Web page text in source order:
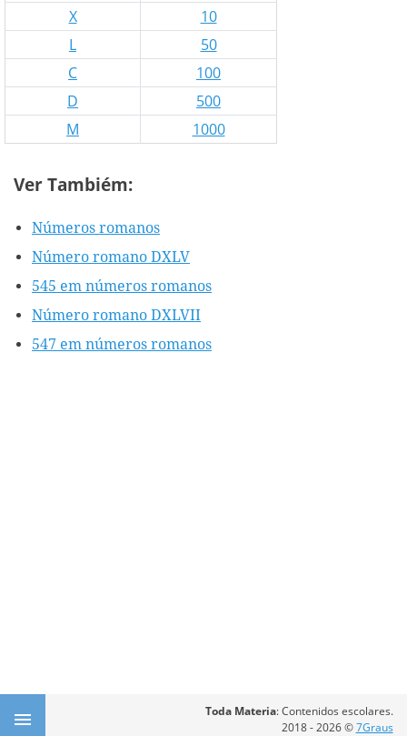
X
10
L
50
C
100
D
500
M
1000
Ver Tambiém:
Números romanos
Número romano DXLV
545 em números romanos
Número romano DXLVII
547 em números romanos
Toda Materia: Contenidos escolares.
2018 - 2026 ©7Graus